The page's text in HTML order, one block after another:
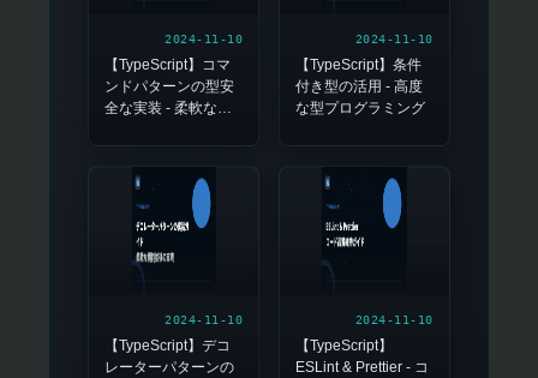
2024-11-10
【TypeScript】コマ
ンドパターンの型安
全な実装 - 柔軟な操
保
2024-11-10
【TypeScript】条件
付き型の活用 - 高度
な型プログラミング
2024-11-10
【TypeScript】デコ
レーターパターンの
2024-11-10
【TypeScript】
ESLint & Prettier - コ